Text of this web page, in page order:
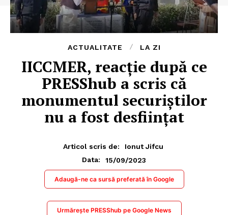
ACTUALITATE LA ZI
IICCMER, reacție după ce
PRESShub a scris că
monumentul securiștilor
nu a fost desființat
Articol scris de:
Ionut Jifcu
Data:
15/09/2023
Adaugă-ne ca sursă preferată în Google
Urmărește PRESShub pe Google News